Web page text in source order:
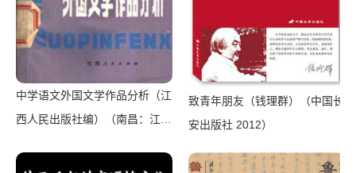
中学语文外国文学作品分析（江
西人民出版社编）（南昌：江西
致青年朋友（钱理群）（中国长
安出版社 2012）